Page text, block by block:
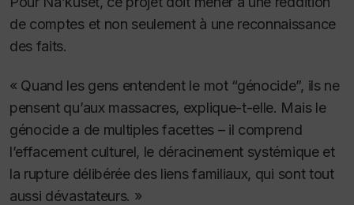
de comptes et non seulement à une reconnaissance
des faits.
« Quand les gens entendent le mot “génocide”, ils ne
pensent qu’aux massacres, explique-t-elle. Mais le
génocide a de multiples facettes – il comprend
l’effacement culturel, le déracinement systémique et
la rupture délibérée des liens familiaux, qui sont tout
aussi dévastateurs. »